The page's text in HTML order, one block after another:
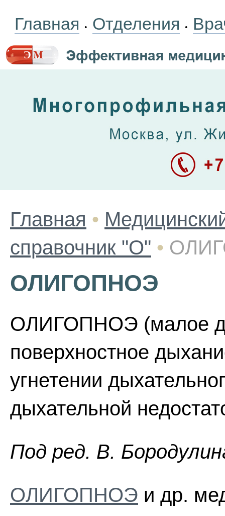
Главная • Отделения •
Главная •
справочник "О" •
ОЛИГОПНОЭ
ОЛИГОПНОЭ (малое
поверхностное
угнетении
дыхательной
Пoд peд. B.
ОЛИГОПНОЭ и др.